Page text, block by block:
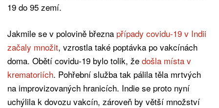
19 do 95 zemí.
Jakmile se v polovině března případy covidu-19 v Indii
začaly množit, vzrostla také poptávka po vakcínách
doma. Obětí covidu-19 bylo tolik, že došla místa v
krematoriích. Pohřební služba tak pálila těla mrtvých
na improvizovaných hranicích. Indie se proto nyní
uchýlila k dovozu vakcín, zároveň by větší množství